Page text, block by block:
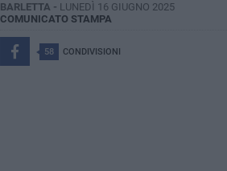
BARLETTA - LUNEDÌ 16 GIUGNO 2025
COMUNICATO STAMPA
58 CONDIVISIONI